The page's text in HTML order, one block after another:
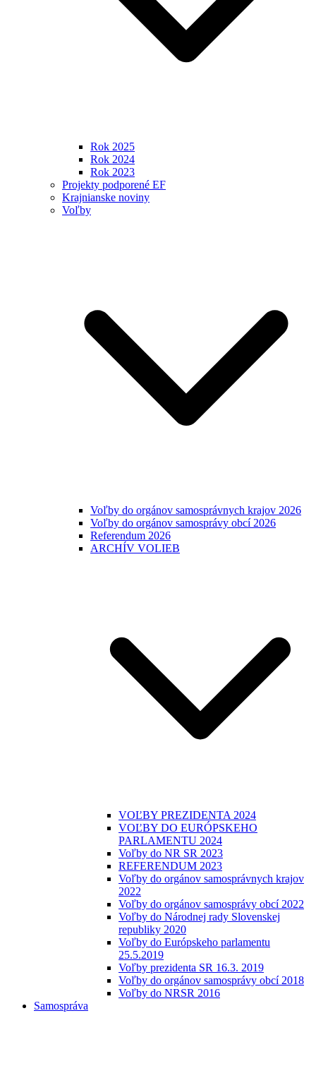
Rok 2025
Rok 2024
Rok 2023
Projekty podporené EF
Krajnianske noviny
Voľby
Voľby do orgánov samosprávnych krajov 2026
Voľby do orgánov samosprávy obcí 2026
Referendum 2026
ARCHÍV VOLIEB
VOĽBY PREZIDENTA 2024
VOĽBY DO EURÓPSKEHO
PARLAMENTU 2024
Voľby do NR SR 2023
REFERENDUM 2023
Voľby do orgánov samosprávnych krajov
2022
Voľby do orgánov samosprávy obcí 2022
Voľby do Národnej rady Slovenskej
republiky 2020
Voľby do Európskeho parlamentu
25.5.2019
Voľby prezidenta SR 16.3. 2019
Voľby do orgánov samosprávy obcí 2018
Voľby do NRSR 2016
Samospráva